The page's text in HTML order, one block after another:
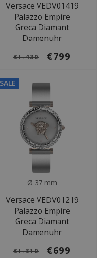
Versace VEDV01419
Palazzo Empire
Greca Diamant
Damenuhr
€1.430 €799
SALE
Ø 37 mm
Versace VEDV01219
Palazzo Empire
Greca Diamant
Damenuhr
€1.310 €699